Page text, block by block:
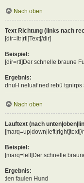
Nach oben
Text Richtung (links nach
[dir=ltr|rtl]Text[/dir]
Beispiel:
[dir=rtl]Der schnelle braune
Ergebnis:
Der schnelle braune Fuchs
Nach oben
Lauftext (nach
[marq=up|down|left|right]text[/
Beispiel:
[marq=left]Der schnelle
Ergebnis: